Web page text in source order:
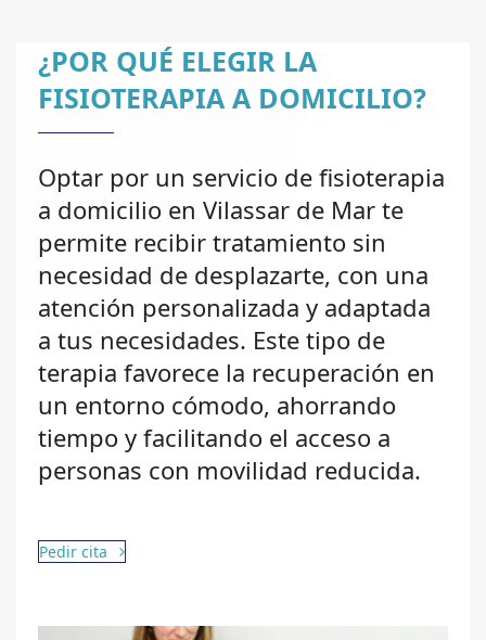
¿POR QUÉ ELEGIR LA
FISIOTERAPIA A DOMICILIO?
Optar por un servicio de fisioterapia
a domicilio en Vilassar de Mar te
permite recibir tratamiento sin
necesidad de desplazarte, con una
atención personalizada y adaptada
a tus necesidades. Este tipo de
terapia favorece la recuperación en
un entorno cómodo, ahorrando
tiempo y facilitando el acceso a
personas con movilidad reducida.
Pedir cita